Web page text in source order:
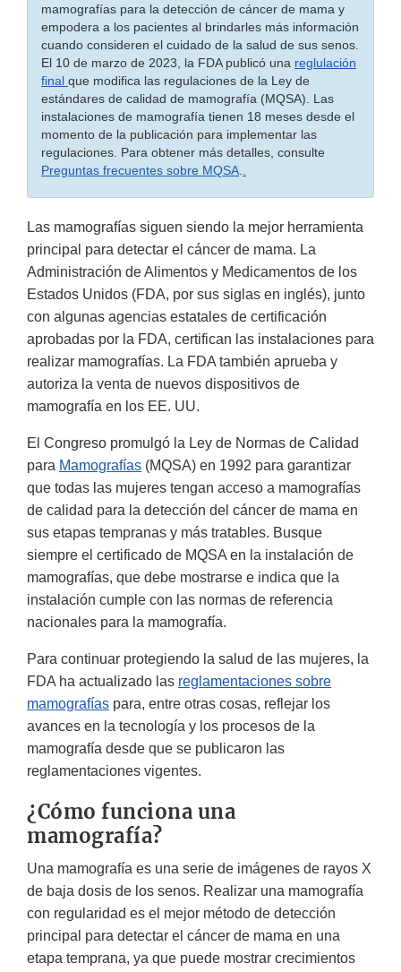
mamografías para la detección de cáncer de mama y
empodera a los pacientes al brindarles más información
cuando consideren el cuidado de la salud de sus senos.
El 10 de marzo de 2023, la FDA publicó una reglulación
final que modifica las regulaciones de la Ley de
estándares de calidad de mamografía (MQSA). Las
instalaciones de mamografía tienen 18 meses desde el
momento de la publicación para implementar las
regulaciones. Para obtener más detalles, consulte
Preguntas frecuentes sobre MQSA..
Las mamografías siguen siendo la mejor herramienta
principal para detectar el cáncer de mama. La
Administración de Alimentos y Medicamentos de los
Estados Unidos (FDA, por sus siglas en inglés), junto
con algunas agencias estatales de certificación
aprobadas por la FDA, certifican las instalaciones para
realizar mamografías. La FDA también aprueba y
autoriza la venta de nuevos dispositivos de
mamografía en los EE. UU.
El Congreso promulgó la Ley de Normas de Calidad
para Mamografías (MQSA) en 1992 para garantizar
que todas las mujeres tengan acceso a mamografías
de calidad para la detección del cáncer de mama en
sus etapas tempranas y más tratables. Busque
siempre el certificado de MQSA en la instalación de
mamografías, que debe mostrarse e indica que la
instalación cumple con las normas de referencia
nacionales para la mamografía.
Para continuar protegiendo la salud de las mujeres, la
FDA ha actualizado las reglamentaciones sobre
mamografías para, entre otras cosas, reflejar los
avances en la tecnología y los procesos de la
mamografía desde que se publicaron las
reglamentaciones vigentes.
¿Cómo funciona una
mamografía?
Una mamografía es una serie de imágenes de rayos X
de baja dosis de los senos. Realizar una mamografía
con regularidad es el mejor método de detección
principal para detectar el cáncer de mama en una
etapa temprana, ya que puede mostrar crecimientos